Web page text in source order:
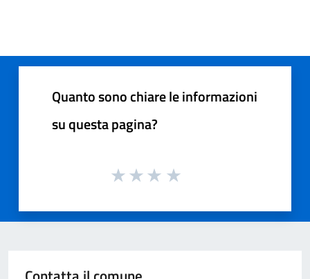
Quanto sono chiare le informazioni
su questa pagina?